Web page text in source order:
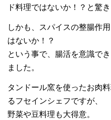
ド料理ではないか！？と驚き
しかも、スパイスの整腸作
はないか！？
という事で、腸活を意識で
ました。
タンドール窯を使ったお肉
るフセインシェフですが、
野菜や豆料理も大得意。